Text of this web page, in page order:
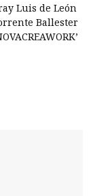
Luis de León
Ballester